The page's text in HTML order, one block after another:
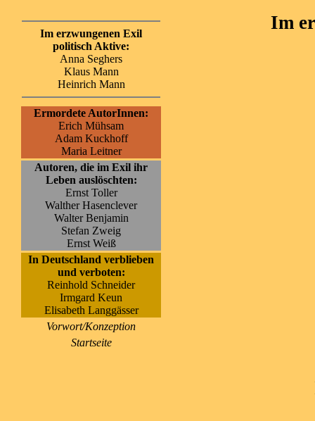
Im erzwungenen Exil
politisch Aktive:
Anna Seghers
Klaus Mann
Heinrich Mann
Ermordete AutorInnen:
Erich Mühsam
Adam Kuckhoff
Maria Leitner
Autoren, die im Exil ihr
Leben auslöschten:
Ernst Toller
Walther Hasenclever
Walter Benjamin
Stefan Zweig
Ernst Weiß
In Deutschland verblieben
und verboten:
Reinhold Schneider
Irmgard Keun
Elisabeth Langgässer
Vorwort/Konzeption
Startseite
Im